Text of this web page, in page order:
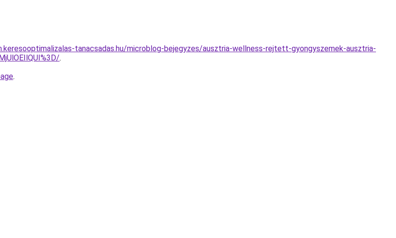
tanacsadas.hu/microblog-bejegyzes/ausztria-wellness-rejtett-gyongyszemek-ausztria-
.
.